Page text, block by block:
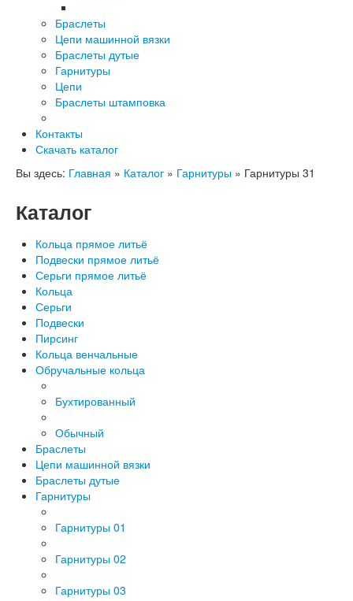
Браслеты
Цепи машинной вязки
Браслеты дутые
Гарнитуры
Цепи
Браслеты штамповка
Контакты
Скачать каталог
Вы здесь: Главная » Каталог » Гарнитуры » Гарнитуры 31
Каталог
Кольца прямое литьё
Подвески прямое литьё
Серьги прямое литьё
Кольца
Серьги
Подвески
Пирсинг
Кольца венчальные
Обручальные кольца
Бухтированный
Обычный
Браслеты
Цепи машинной вязки
Браслеты дутые
Гарнитуры
Гарнитуры 01
Гарнитуры 02
Гарнитуры 03